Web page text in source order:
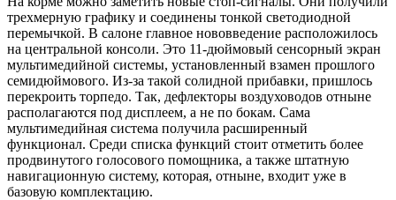
трехмерную графику и соединены тонкой светодиодной
перемычкой. В салоне главное нововведение расположилось
на центральной консоли. Это 11-дюймовый сенсорный экран
мультимедийной системы, установленный взамен прошлого
семидюймового. Из-за такой солидной прибавки, пришлось
перекроить торпедо. Так, дефлекторы воздуховодов отныне
располагаются под дисплеем, а не по бокам. Сама
мультимедийная система получила расширенный
функционал. Среди списка функций стоит отметить более
продвинутого голосового помощника, а также штатную
навигационную систему, которая, отныне, входит уже в
базовую комплектацию.